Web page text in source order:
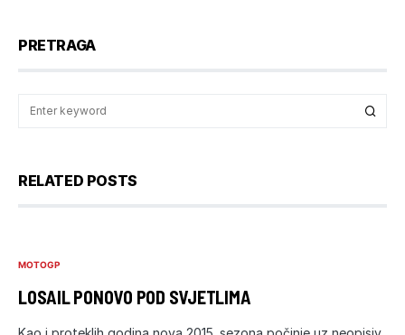
PRETRAGA
RELATED POSTS
MOTOGP
LOSAIL PONOVO POD SVJETLIMA